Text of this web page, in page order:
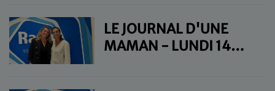
LE JOURNAL D'UNE
MAMAN - LUNDI 14